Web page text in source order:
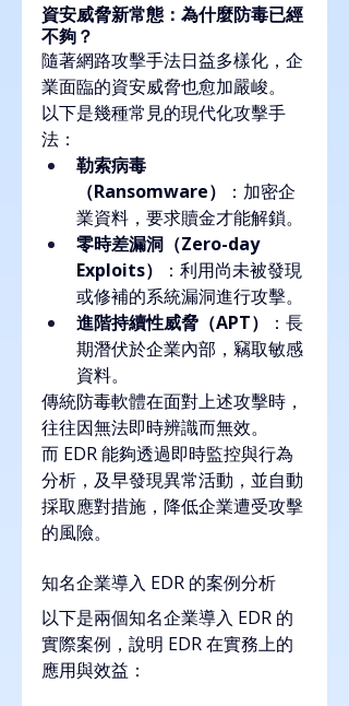
資安威脅新常態：為什麼防毒已經
不夠？
隨著網路攻擊手法日益多樣化，企
業面臨的資安威脅也愈加嚴峻。
以下是幾種常見的現代化攻擊手
法：
勒索病毒
（Ransomware）
：加密企
業資料，要求贖金才能解鎖。
零時差漏洞（Zero-day
Exploits）
：利用尚未被發現
或修補的系統漏洞進行攻擊。
進階持續性威脅（APT）
：長
期潛伏於企業內部，竊取敏感
資料。
傳統防毒軟體在面對上述攻擊時，
往往因無法即時辨識而無效。
而 EDR 能夠透過即時監控與行為
分析，及早發現異常活動，並自動
採取應對措施，降低企業遭受攻擊
的風險。
知名企業導入 EDR 的案例分析
以下是兩個知名企業導入 EDR 的
實際案例，說明 EDR 在實務上的
應用與效益：